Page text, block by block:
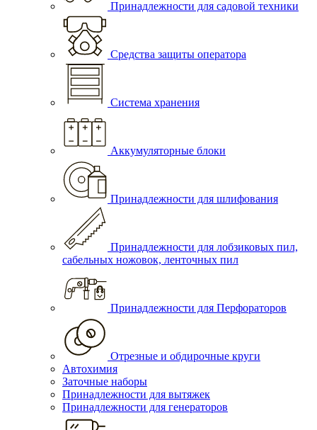
Принадлежности для садовой техники
Средства защиты оператора
Система хранения
Аккумуляторные блоки
Принадлежности для шлифования
Принадлежности для лобзиковых пил,
сабельных ножовок, ленточных пил
Принадлежности для Перфораторов
Отрезные и обдирочные круги
Автохимия
Заточные наборы
Принадлежности для вытяжек
Принадлежности для генераторов